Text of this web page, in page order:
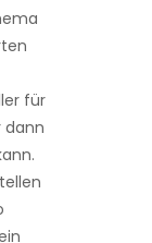
für
dann